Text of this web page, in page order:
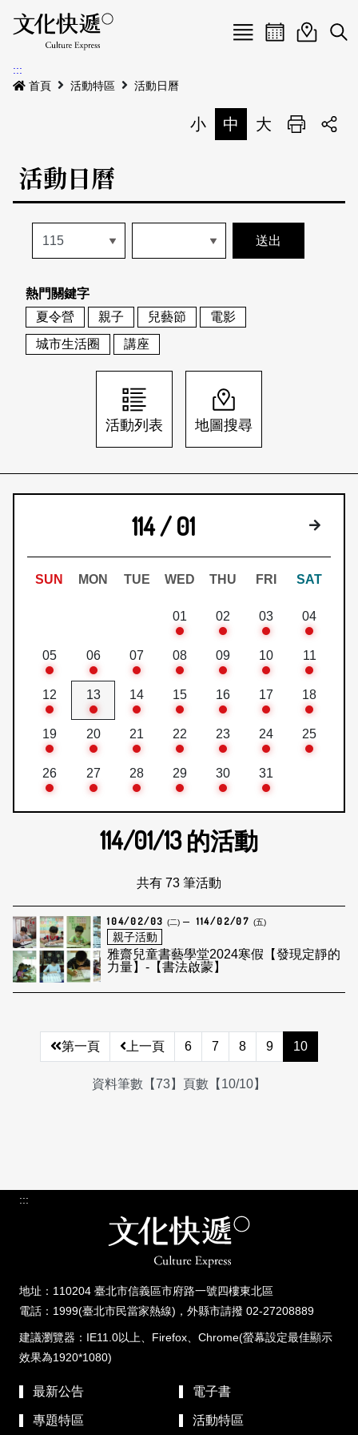
Menu
最新公告
本期專題
歷史專題
活動特區
活動列表
地圖搜尋
關於我們
關於我們
刊物索取地點
會員基本資料
刊登活動
網站導覽 English
日本語 登入/註冊
活動日曆活動地圖
展
:::
首頁
活動特區 活動日曆
小 中 大 列印
活動日曆
熱門關鍵字
夏令營
親子 兒藝節
電影
城市生活圈
講座
活動列表 地圖搜尋
114 / 01 下個月
SUN MON TUE WED THU FRI SAT
01 02 03 04
05 06 07 08 09 10 11
12 13 14 15 16 17 18
19 20 21 22 23 24 25
26 27 28 29 30 31
114/01/13的活動
共有 73 筆活動
104/02/03 (二) 114/02/07 (五)
親子活動
雅齋兒童書藝學堂2024寒假【發現定靜的
力量】-【書法啟蒙】
第一頁 上一頁 6 7 8 9 10
資料筆數【73】頁數【10/10】
:::
地址：110204 臺北市信義區市府路一號四樓東北區
電話：1999(臺北市民當家熱線)，外縣市請撥 02-27208889
建議瀏覽器：IE11.0以上、Firefox、Chrome(螢幕設定最佳顯示
效果為1920*1080)
最新公告 電子書
專題特區 活動特區